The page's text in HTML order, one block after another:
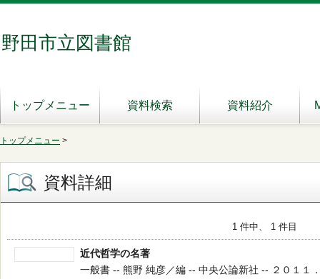
野田市立図書館
トップメニュー 資料検索 資料紹介
トップメニュー >
資料詳細
1 件中、 1 件目
近代哲学の名著
一般書 -- 熊野 純彦／編 -- 中央公論新社 -- ２０１１